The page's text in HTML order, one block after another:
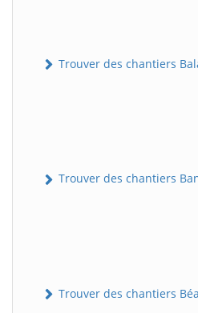
Trouver des chantiers
Trouver des chantiers
Trouver des chantiers